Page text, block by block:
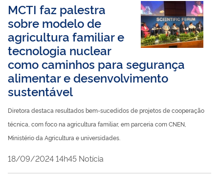
MCTI faz palestra
sobre modelo de
agricultura familiar e
tecnologia nuclear
como caminhos para segurança
alimentar e desenvolvimento
sustentável
Diretora destaca resultados bem-sucedidos de projetos de cooperação
técnica, com foco na agricultura familiar, em parceria com CNEN,
Ministério da Agricultura e universidades.
publicado
18/09/202414h45 Notícia